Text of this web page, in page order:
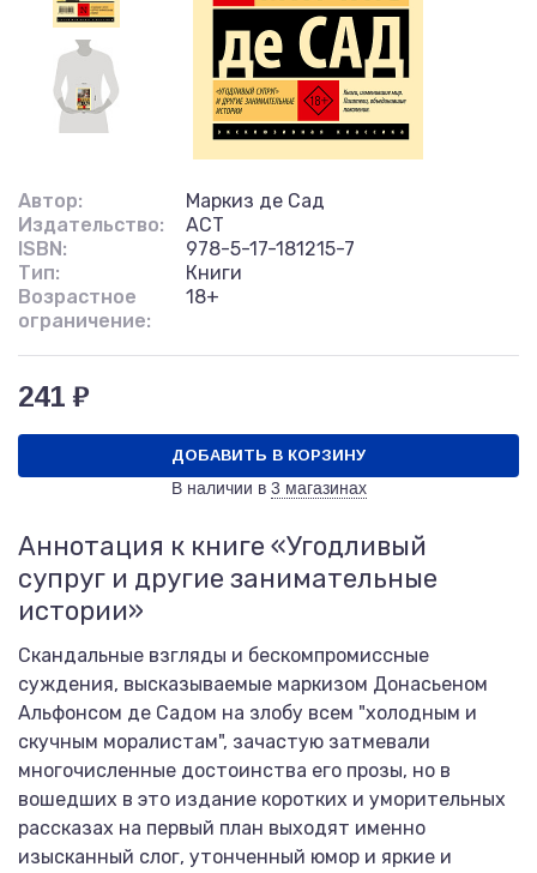
Автор:
Маркиз де Сад
Издательство:
АСТ
ISBN:
978-5-17-181215-7
Тип:
Книги
Возрастное
ограничение:
18+
241 ₽
ДОБАВИТЬ В КОРЗИНУ
В наличии в 3 магазинах
Аннотация к книге «Угодливый
супруг и другие занимательные
истории»
Скандальные взгляды и бескомпромиссные
суждения, высказываемые маркизом Донасьеном
Альфонсом де Садом на злобу всем "холодным и
скучным моралистам", зачастую затмевали
многочисленные достоинства его прозы, но в
вошедших в это издание коротких и уморительных
рассказах на первый план выходят именно
изысканный слог, утонченный юмор и яркие и